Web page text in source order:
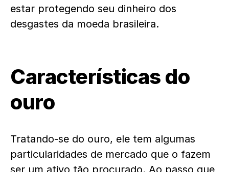
estar protegendo seu dinheiro dos
desgastes da moeda brasileira.
Características do
ouro
Tratando-se do ouro, ele tem algumas
particularidades de mercado que o fazem
ser um ativo tão procurado. Ao passo que